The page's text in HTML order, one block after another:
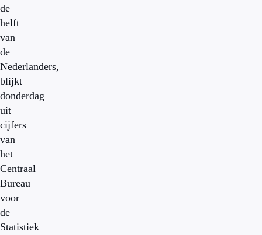
de
helft
van
de
Nederlanders,
blijkt
donderdag
uit
cijfers
van
het
Centraal
Bureau
voor
de
Statistiek